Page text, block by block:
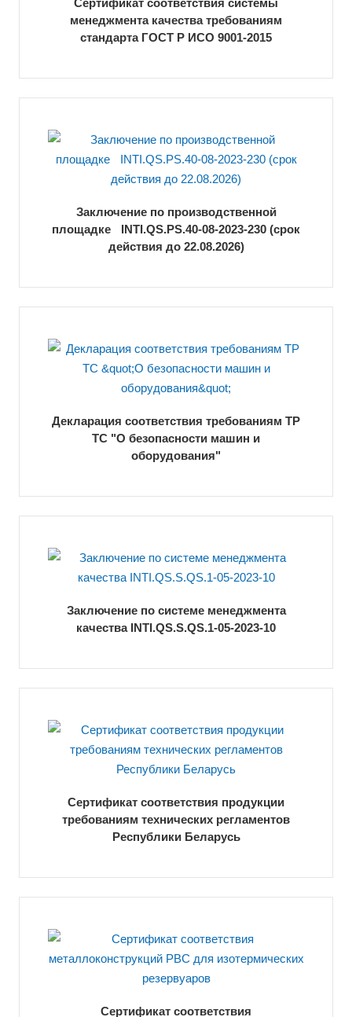
Сертификат соответствия системы
менеджмента качества требованиям
стандарта ГОСТ Р ИСО 9001-2015
Заключение по производственной
площадке INTI.QS.PS.40-08-2023-230 (срок
действия до 22.08.2026)
Декларация соответствия требованиям ТР
ТС "О безопасности машин и
оборудования"
Заключение по системе менеджмента
качества INTI.QS.S.QS.1-05-2023-10
Сертификат соответствия продукции
требованиям технических регламентов
Республики Беларусь
Сертификат соответствия